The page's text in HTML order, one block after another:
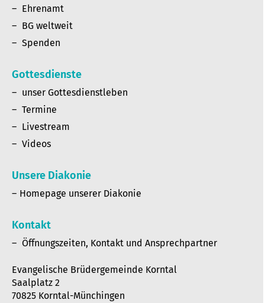
Ehrenamt
BG weltweit
Spenden
Gottesdienste
unser Gottesdienstleben
Termine
Livestream
Videos
Unsere Diakonie
Homepage unserer Diakonie
Kontakt
Öffnungszeiten, Kontakt und Ansprechpartner
Evangelische Brüdergemeinde Korntal
Saalplatz 2
70825 Korntal-Münchingen